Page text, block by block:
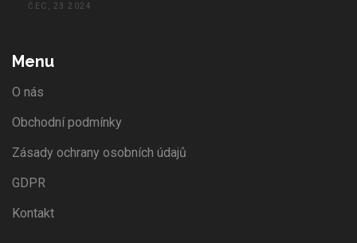
ČEC, 23 2024
Menu
O nás
Obchodní podmínky
Zásady ochrany osobních údajů
GDPR
Kontakt